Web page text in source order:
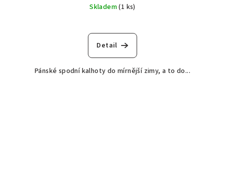
Skladem(1 ks)
Detail
Pánské spodní kalhoty do mírnější zimy, a to do...